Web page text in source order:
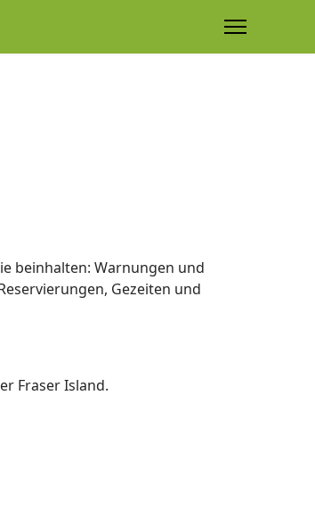
beinhalten: Warnungen und
Gezeiten und
Fraser Island.